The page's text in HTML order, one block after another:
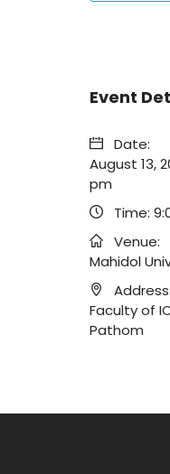
Event
Date:
August 13,
pm
Time:
Venue:
Mahidol
Address:
Faculty of
Pathom